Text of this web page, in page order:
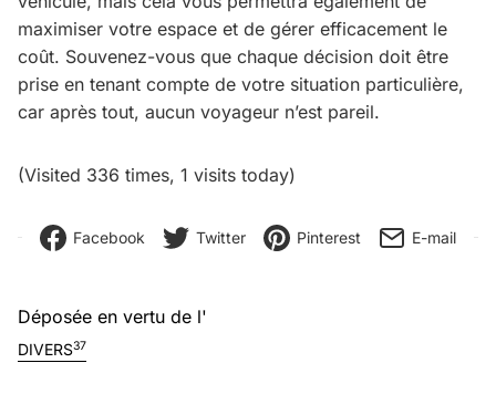
maximiser votre espace et de gérer efficacement le
coût. Souvenez-vous que chaque décision doit être
prise en tenant compte de votre situation particulière,
car après tout, aucun voyageur n’est pareil.
(Visited 336 times, 1 visits today)
Facebook Twitter Pinterest E-mail
Déposée en vertu de l'
DIVERS37